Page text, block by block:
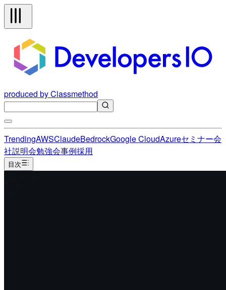
produced by Classmethod
TrendingAWSClaudeBedrockGoogle CloudAzureセミナー会
社説明会勉強会事例採用
目次